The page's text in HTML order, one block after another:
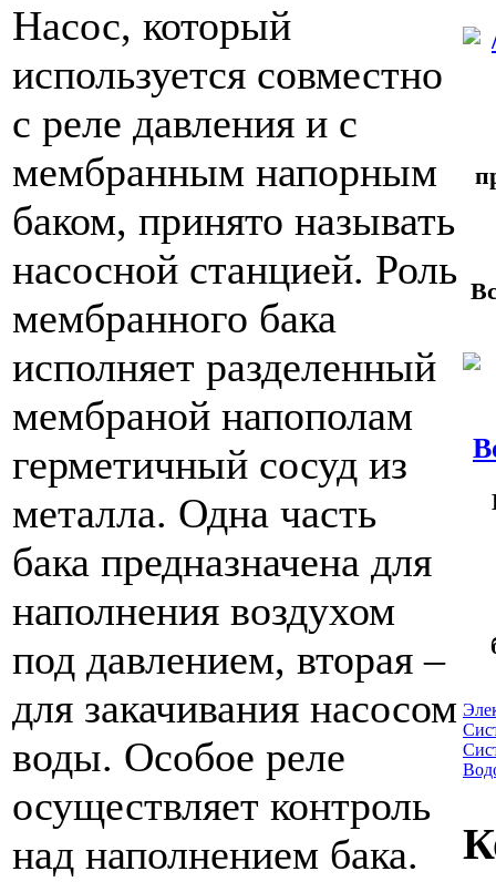
Насос, который
используется совместно
с реле давления и с
мембранным напорным
баком, принято называть
насосной станцией. Роль
мембранного бака
исполняет разделенный
мембраной напополам
герметичный сосуд из
металла. Одна часть
бака предназначена для
наполнения воздухом
под давлением, вторая –
для закачивания насосом
воды. Особое реле
осуществляет контроль
над наполнением бака.